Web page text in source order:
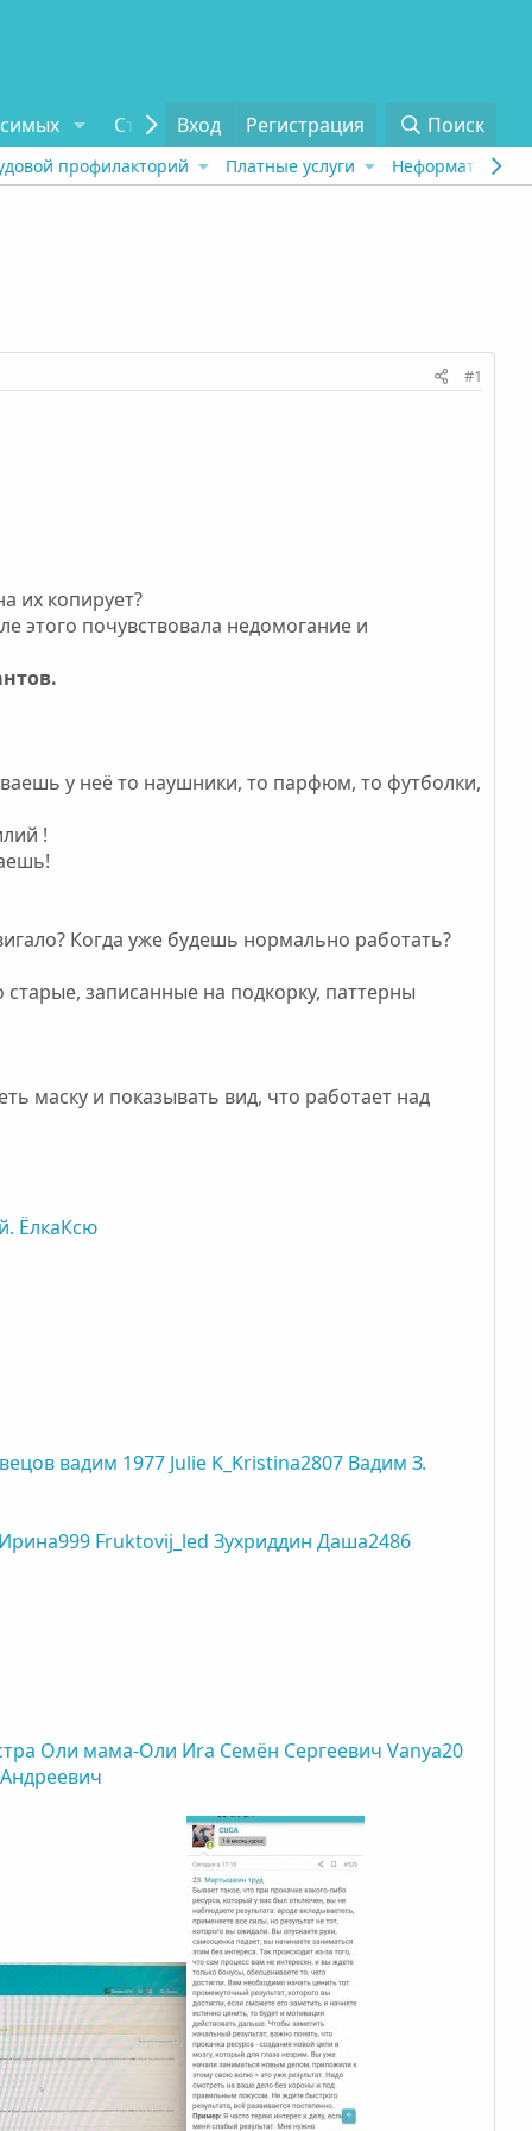
Статьи Отзывы О проекте
Вход Регистрация Поиск
профилакторий Платные услуги Неформат
#1
их копирует?
этого почувствовала недомогание и
у неё то наушники, то парфюм, то футболки,
!
Когда уже будешь нормально работать?
записанные на подкорку, паттерны
маску и показывать вид, что работает над
ЁлкаКсю
вадим 1977 Julie K_Kristina2807 Вадим З.
Fruktovij_led Зухриддин Даша2486
Оли мама-Оли Иra Семён Сергеевич Vanya20